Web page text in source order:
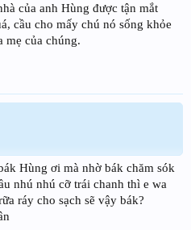
của anh Hùng được tận mắt
cầu cho mấy chú nó sống khỏe
mẹ của chúng.
Hùng ơi mà nhờ bák chăm sók
nhú nhú cỡ trái chanh thì e wa
ráy cho sạch sẽ vậy bák?